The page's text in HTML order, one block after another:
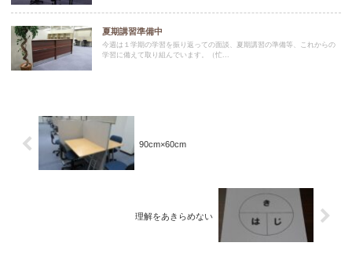
夏期講習準備中
今週は１学期の学習を振り返っての面談、夏期講習の準備等、これからの
学習に備えて取り組んでいます。（忙...
90cm×60cm
理解をあきらめない